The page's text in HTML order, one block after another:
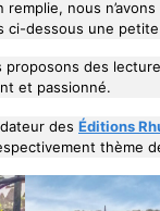
nous
ci-dessous une
des
et passionné.
des Éditions
thème